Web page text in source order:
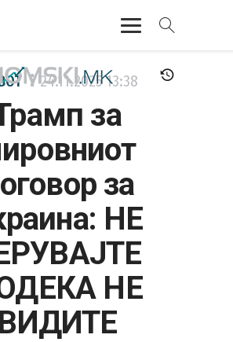
24.11.202513:38
за
за
НЕ
НЕ
ВИДИТЕ